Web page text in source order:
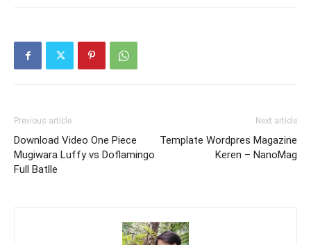
Previous article
Download Video One Piece
Mugiwara Luffy vs Doflamingo
Full Batlle
Next article
Template Wordpres Magazine
Keren – NanoMag